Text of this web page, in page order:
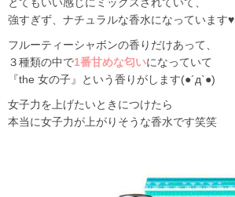
強すぎず、ナチュラルな香水になっています♥
フルーティーシャボンの香りだけあって、
３種類の中で1番甘めな匂いになっていて
『the 女の子』という香りがします(●´д`●)
女子力を上げたいときにつけたら
本当に女子力が上がりそうな香水です笑笑